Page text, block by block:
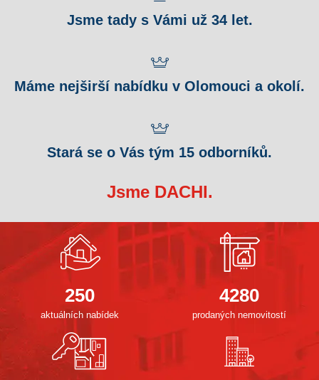
Jsme tady s Vámi už 34 let.
Máme nejširší nabídku v Olomouci a okolí.
Stará se o Vás tým 15 odborníků.
Jsme DACHI.
250
aktuálních nabídek
4280
prodaných nemovitostí